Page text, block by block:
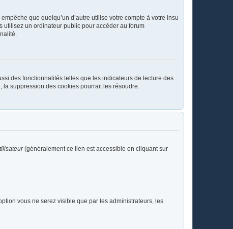
que quelqu’un d’autre utilise votre compte à votre insu
utilisez un ordinateur public pour accéder au forum
des fonctionnalités telles que les indicateurs de lecture des
suppression des cookies pourrait les résoudre.
(généralement ce lien est accessible en cliquant sur
vous ne serez visible que par les administrateurs, les